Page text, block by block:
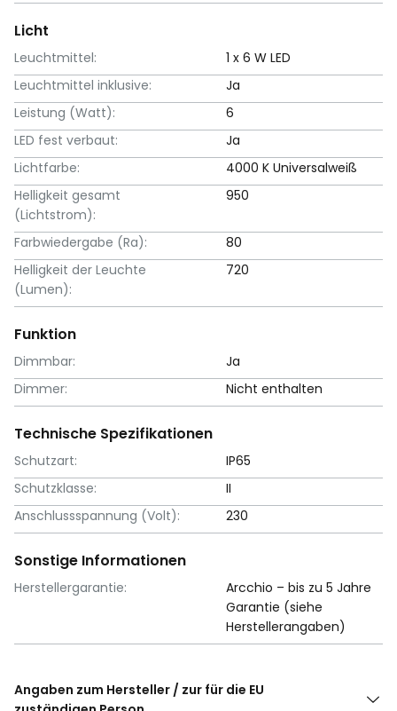
Licht
Leuchtmittel:
1 x 6 W LED
Leuchtmittel inklusive:
Ja
Leistung (Watt):
6
LED fest verbaut:
Ja
Lichtfarbe:
4000 K Universalweiß
Helligkeit gesamt
(Lichtstrom):
950
Farbwiedergabe (Ra):
80
Helligkeit der Leuchte
(Lumen):
720
Funktion
Dimmbar:
Ja
Dimmer:
Nicht enthalten
Technische Spezifikationen
Schutzart:
IP65
Schutzklasse:
II
Anschlussspannung (Volt):
230
Sonstige Informationen
Herstellergarantie:
Arcchio – bis zu 5 Jahre
Garantie (siehe
Herstellerangaben)
Angaben zum Hersteller / zur für die EU